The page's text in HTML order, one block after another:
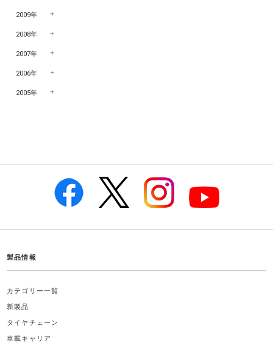
2009年
2008年
2007年
2006年
2005年
製品情報
カテゴリー一覧
新製品
タイヤチェーン
車載キャリア